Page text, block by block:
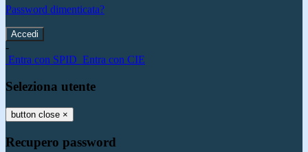
Password dimenticata?
-
Entra con SPID Entra con CIE
Seleziona utente
button close ×
Recupero password